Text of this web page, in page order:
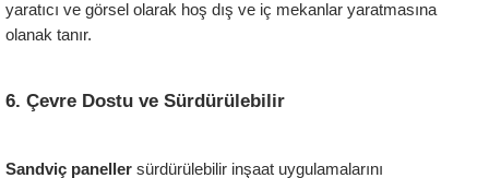
yaratıcı ve görsel olarak hoş dış ve iç mekanlar yaratmasına
olanak tanır.
6. Çevre Dostu ve Sürdürülebilir
Sandviç paneller sürdürülebilir inşaat uygulamalarını